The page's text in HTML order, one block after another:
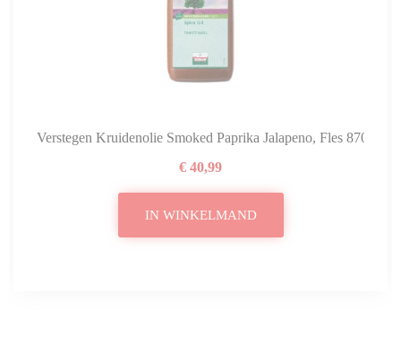
Verstegen Kruidenolie Smoked Paprika Jalapeno, Fles 870 Ml
€ 40,99
IN WINKELMAND